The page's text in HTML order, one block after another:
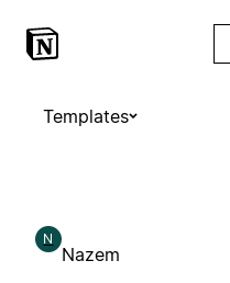
Templates
N
Nazem